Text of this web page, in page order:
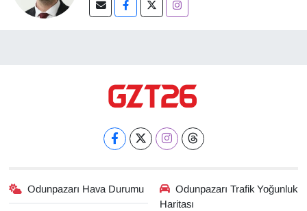
Odunpazarı Hava Durumu
Odunpazarı Trafik Yoğunluk
Haritası